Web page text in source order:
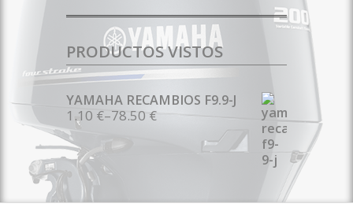
PRODUCTOS VISTOS
YAMAHA RECAMBIOS F9.9-J
1.10 €–78.50 €